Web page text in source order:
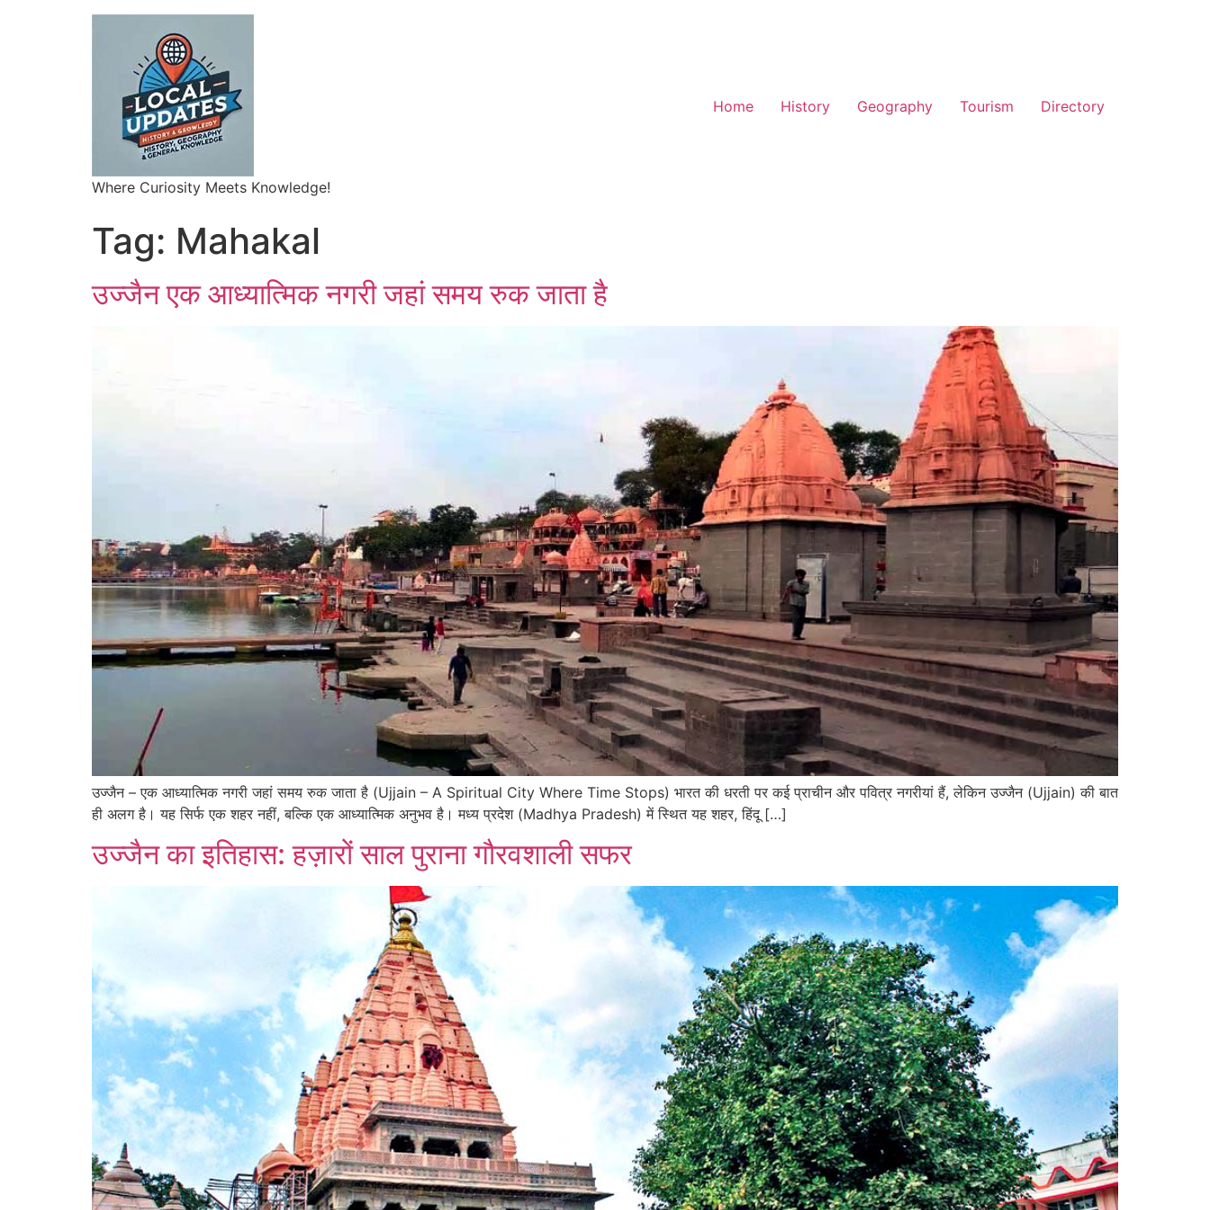
Where Curiosity Meets Knowledge!
Home History Geography Tourism Directory
Tag: Mahakal
उज्जैन एक आध्यात्मिक नगरी जहां समय रुक जाता है
उज्जैन – एक आध्यात्मिक नगरी जहां समय रुक जाता है (Ujjain – A Spiritual City Where Time Stops) भारत की धरती पर कई प्राचीन और पवित्र नगरीयां हैं, लेकिन उज्जैन (Ujjain) की बात
ही अलग है। यह सिर्फ एक शहर नहीं, बल्कि एक आध्यात्मिक अनुभव है। मध्य प्रदेश (Madhya Pradesh) में स्थित यह शहर, हिंदू […]
उज्जैन का इतिहास: हज़ारों साल पुराना गौरवशाली सफर